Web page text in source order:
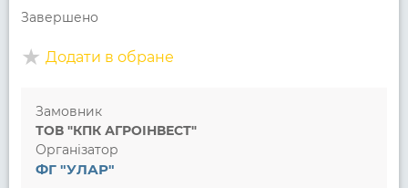
Завершено
Додати в обране
Замовник
ТОВ "КПК АГРОІНВЕСТ"
Організатор
ФГ "УЛАР"